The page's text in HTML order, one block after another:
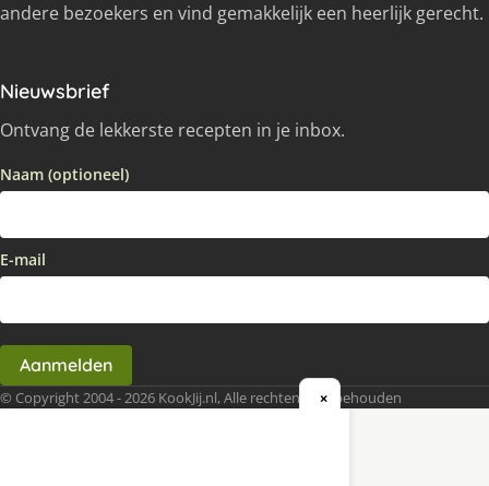
andere bezoekers en vind gemakkelijk een heerlijk gerecht.
Nieuwsbrief
Ontvang de lekkerste recepten in je inbox.
Naam (optioneel)
E-mail
Aanmelden
© Copyright 2004 - 2026 KookJij.nl, Alle rechten voorbehouden
×